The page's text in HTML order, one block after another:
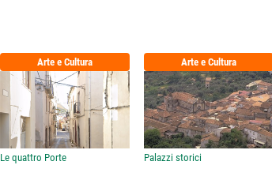
Arte e Cultura
Le quattro Porte
Arte e Cultura
Palazzi storici